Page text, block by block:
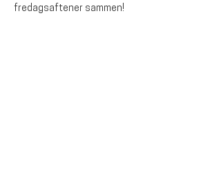
fredagsaftener sammen!